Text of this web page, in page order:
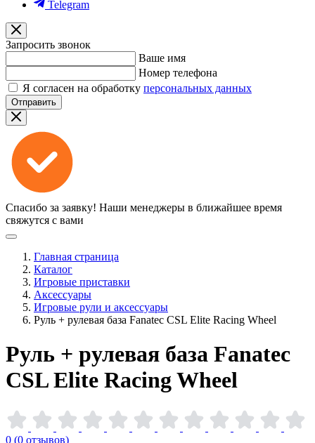
Telegram
Запросить звонок
Ваше имя
Номер телефона
Я согласен на обработку персональных данных
Отправить
Спасибо за заявку! Наши менеджеры в ближайшее время
свяжутся с вами
Главная страница
Каталог
Игровые приставки
Аксессуары
Игровые рули и аксессуары
Руль + рулевая база Fanatec CSL Elite Racing Wheel
Руль + рулевая база Fanatec
CSL Elite RacingWheel
0 (0 отзывов)